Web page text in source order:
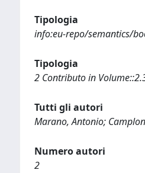
Tipologia
info:eu-repo/semantics/
Tipologia
2 Contributo in
Tutti gli autori
Marano, Antonio;
Numero autori
2